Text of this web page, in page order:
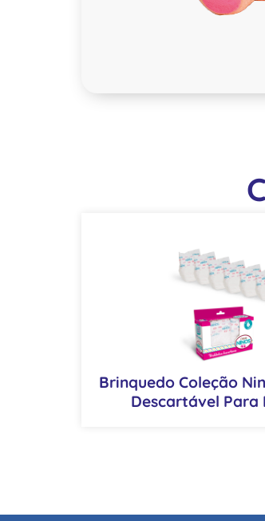
Brinquedo Coleção
Descartável Para